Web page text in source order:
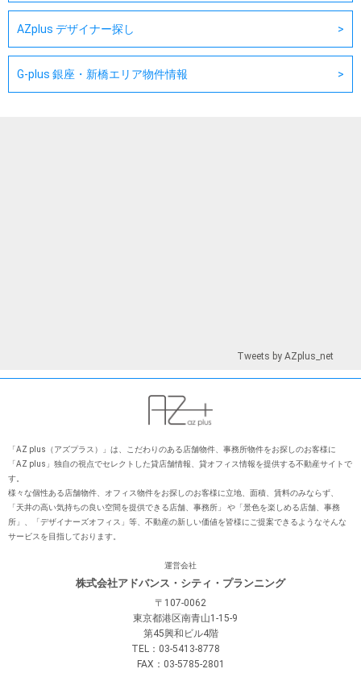
AZplus デザイナー探し
G-plus 銀座・新橋エリア物件情報
Tweets by AZplus_net
「AZ plus（アズプラス）」は、こだわりのある店舗物件、事務所物件をお探しのお客様に
「AZ plus」独⾃の視点でセレクトした貸店舗情報、貸オフィス情報を提供する不動産サイトで
す。
様々な個性ある店舗物件、オフィス物件をお探しのお客様に⽴地、⾯積、賃料のみならず、
「天井の⾼い気持ちの良い空間を提供できる店舗、事務所」 や「景⾊を楽しめる店舗、事務
所」、「デザイナーズオフィス」等、不動産の新しい価値を皆様にご提案できるようなそんな
サービスを⽬指しております。
運営会社
株式会社アドバンス・シティ・プランニング
〒107-0062
東京都港区南青山1-15-9
第45興和ビル4階
TEL：03-5413-8778
FAX：03-5785-2801